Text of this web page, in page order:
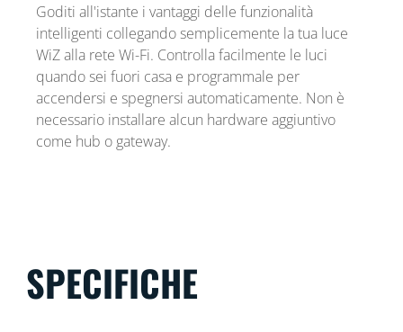
Goditi all'istante i vantaggi delle funzionalità
intelligenti collegando semplicemente la tua luce
WiZ alla rete Wi-Fi. Controlla facilmente le luci
quando sei fuori casa e programmale per
accendersi e spegnersi automaticamente. Non è
necessario installare alcun hardware aggiuntivo
come hub o gateway.
SPECIFICHE